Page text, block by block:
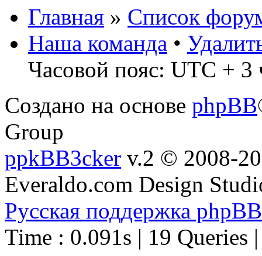
Главная » Список
Наша команда •
Часовой пояс: UTC + 3
Создано на основе phpBB
Group
ppkBB3cker v.2 © 2008-
Everaldo.com Design
Русская поддержка phpBB
Time : 0.091s | 19 Queries